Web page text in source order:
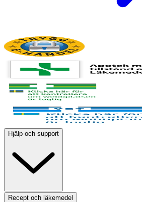
Hjälp och support
Recept och läkemedel